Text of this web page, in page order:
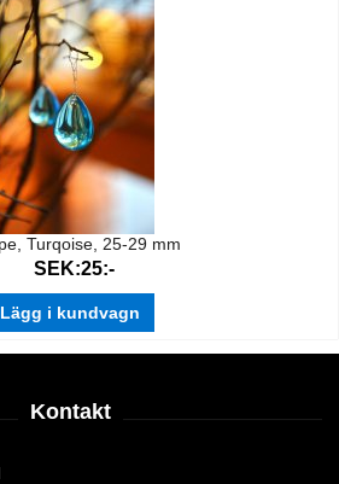
Turqoise, 25-29 mm
SEK:25:-
Lägg i kundvagn
Kontakt